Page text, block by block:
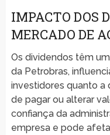
IMPACTO DOS
MERCADO DE
Os dividendos têm
da Petrobras,
investidores quanto a
de pagar ou alterar
confiança da
empresa e pode